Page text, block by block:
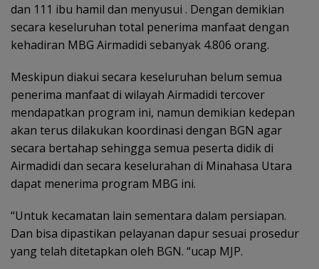
dan 111 ibu hamil dan menyusui . Dengan demikian
secara keseluruhan total penerima manfaat dengan
kehadiran MBG Airmadidi sebanyak 4.806 orang.
Meskipun diakui secara keseluruhan belum semua
penerima manfaat di wilayah Airmadidi tercover
mendapatkan program ini, namun demikian kedepan
akan terus dilakukan koordinasi dengan BGN agar
secara bertahap sehingga semua peserta didik di
Airmadidi dan secara keselurahan di Minahasa Utara
dapat menerima program MBG ini.
“Untuk kecamatan lain sementara dalam persiapan.
Dan bisa dipastikan pelayanan dapur sesuai prosedur
yang telah ditetapkan oleh BGN. “ucap MJP.